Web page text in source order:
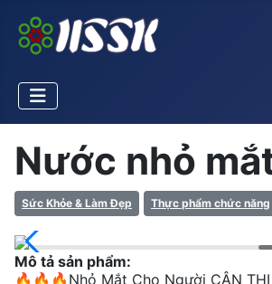
Nước nhỏ
Sức Khỏe & Làm Đẹp Thực phẩm chức năng
Mô tả sản phẩm:
🔥🔥🔥Nhỏ Mắt Cho Người CẬN THỊ